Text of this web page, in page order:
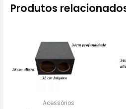
Produtos
Acessórios